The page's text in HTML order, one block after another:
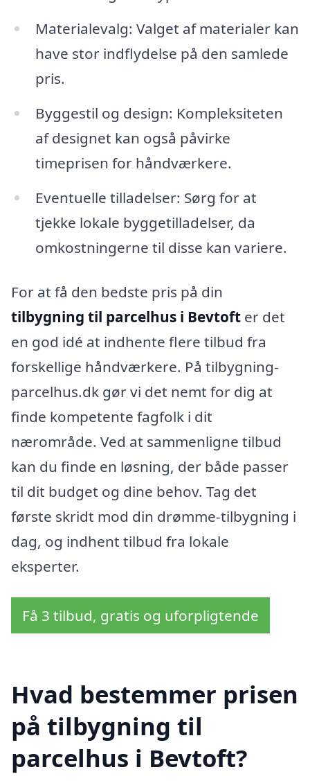
Materialevalg: Valget af materialer kan
have stor indflydelse på den samlede
pris.
Byggestil og design: Kompleksiteten
af designet kan også påvirke
timeprisen for håndværkere.
Eventuelle tilladelser: Sørg for at
tjekke lokale byggetilladelser, da
omkostningerne til disse kan variere.
For at få den bedste pris på din
tilbygning til parcelhus i Bevtoft er det
en god idé at indhente flere tilbud fra
forskellige håndværkere. På tilbygning-
parcelhus.dk gør vi det nemt for dig at
finde kompetente fagfolk i dit
nærområde. Ved at sammenligne tilbud
kan du finde en løsning, der både passer
til dit budget og dine behov. Tag det
første skridt mod din drømme-tilbygning i
dag, og indhent tilbud fra lokale
eksperter.
Få 3 tilbud, gratis og uforpligtende
Hvad bestemmer prisen
på tilbygning til
parcelhus i Bevtoft?